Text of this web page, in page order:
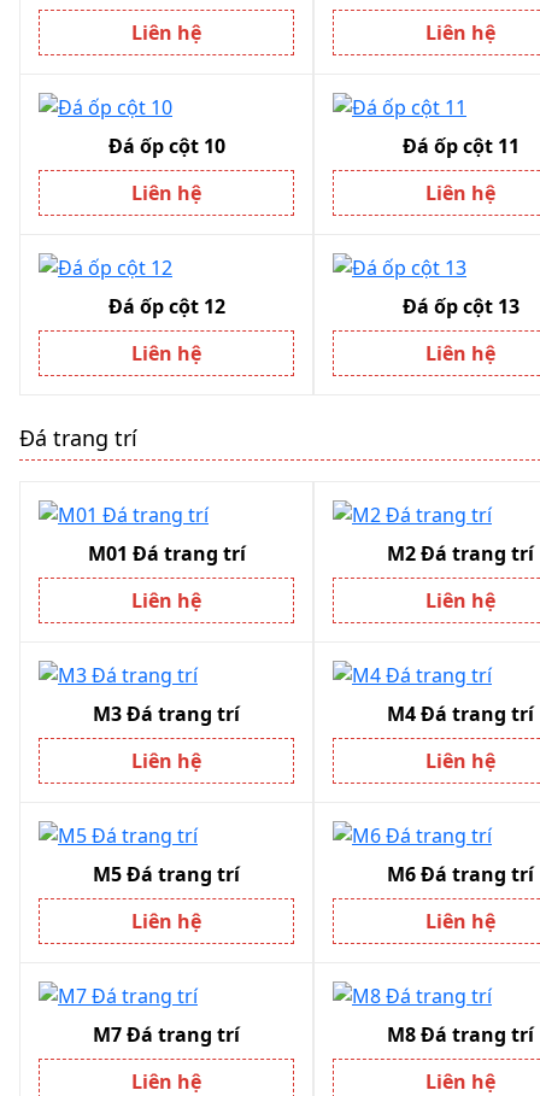
Liên hệ
Liên hệ
Đá ốp cột 10
Liên hệ
Đá ốp cột 11
Liên hệ
Đá ốp cột 12
Liên hệ
Đá ốp cột 13
Liên hệ
Đá trang trí
M01 Đá trang trí
Liên hệ
M2 Đá trang trí
Liên hệ
M3 Đá trang trí
Liên hệ
M4 Đá trang trí
Liên hệ
M5 Đá trang trí
Liên hệ
M6 Đá trang trí
Liên hệ
M7 Đá trang trí
Liên hệ
M8 Đá trang trí
Liên hệ